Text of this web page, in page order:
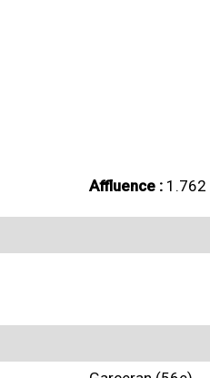
Affluence : 1.762